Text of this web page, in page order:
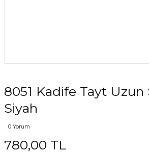
8051 Kadife Tayt Uzun
Siyah
0 Yorum
780,00 TL